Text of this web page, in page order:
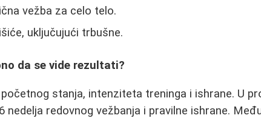
vežba za celo telo.
uključujući trbušne.
da se vide rezultati?
stanja, intenziteta treninga i ishrane. U
nedelja redovnog vežbanja i pravilne ishrane.